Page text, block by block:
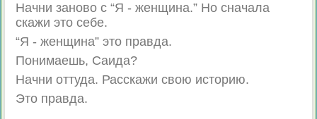
Начни заново с “Я - женщина.” Но сначала
скажи это себе.
“Я - женщина” это правда.
Понимаешь, Саида?
Начни оттуда. Расскажи свою историю.
Это правда.